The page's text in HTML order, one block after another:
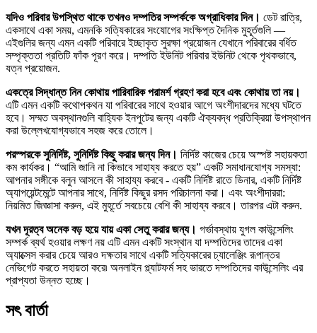
যদিও পরিবার উপস্থিত থাকে তখনও দম্পতির সম্পর্ককে অগ্রাধিকার দিন। ডেট রাত্রি,
একসাথে একা সময়, এমনকি সত্যিকারের সংযোগের সংক্ষিপ্ত দৈনিক মুহূর্তগুলি —
এইগুলির জন্য এমন একটি পরিবারে ইচ্ছাকৃত সুরক্ষা প্রয়োজন যেখানে পরিবারের বর্ধিত
সম্পৃক্ততা প্রতিটি ফাঁক পূরণ করে। দম্পতি ইউনিট পরিবার ইউনিট থেকে পৃথকভাবে,
যত্ন প্রয়োজন.
একত্রে সিদ্ধান্ত নিন কোথায় পারিবারিক পরামর্শ গ্রহণ করা হবে এবং কোথায় তা নয়।
এটি এমন একটি কথোপকথন যা পরিবারের সাথে হওয়ার আগে অংশীদারদের মধ্যে ঘটতে
হবে। সম্মত অবস্থানগুলি বাহ্যিক ইনপুটের জন্য একটি ঐক্যবদ্ধ প্রতিক্রিয়া উপস্থাপন
করা উল্লেখযোগ্যভাবে সহজ করে তোলে।
পরস্পরকে সুনির্দিষ্ট, সুনির্দিষ্ট কিছু করার জন্য দিন। নির্দিষ্ট কাজের চেয়ে অস্পষ্ট সহায়কতা
কম কার্যকর। “আমি জানি না কিভাবে সাহায্য করতে হয়” একটি সমাধানযোগ্য সমস্যা:
আপনার সঙ্গীকে বলুন আসলে কী সাহায্য করবে - একটি নির্দিষ্ট রাতে ডিনার, একটি নির্দিষ্ট
অ্যাপয়েন্টমেন্টে আপনার সাথে, নির্দিষ্ট কিছুর রসদ পরিচালনা করা। এবং অংশীদাররা:
নিয়মিত জিজ্ঞাসা করুন, এই মুহূর্তে সবচেয়ে বেশি কী সাহায্য করবে। তারপর এটা করুন.
যখন দূরত্ব অনেক বড় হয়ে যায় একা সেতু করার জন্য। গর্ভাবস্থায় যুগল কাউন্সেলিং
সম্পর্ক ব্যর্থ হওয়ার লক্ষণ নয় এটি এমন একটি সংস্থান যা দম্পতিদের তাদের একা
অ্যাক্সেস করার চেয়ে আরও দক্ষতার সাথে একটি সত্যিকারের চ্যালেঞ্জিং রূপান্তর
নেভিগেট করতে সহায়তা করে৷ অনলাইন প্ল্যাটফর্ম সহ ভারতে দম্পতিদের কাউন্সেলিং এর
প্রাপ্যতা উন্নত হচ্ছে।
সৎ বার্তা